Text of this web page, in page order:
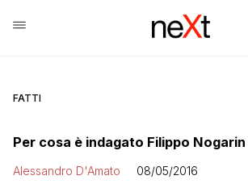
FATTI
Per cosa è indagato Filippo
Alessandro D'Amato 08/05/2016